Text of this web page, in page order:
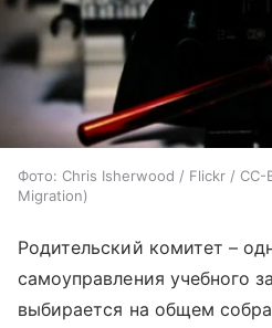
Фото: Chris Isherwood / Flickr / CC-
Migration
Родительский комитет –
самоуправления учебного
выбирается на общем